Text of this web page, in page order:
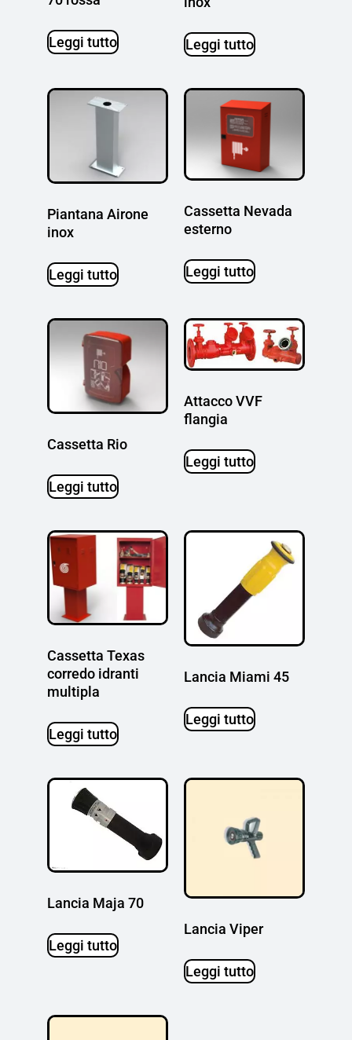
Leggi tutto Leggi tutto
Piantana Airone
inox
Leggi tutto
Cassetta Nevada
esterno
Leggi tutto
Cassetta Rio
Leggi tutto
Attacco VVF
flangia
Leggi tutto
Cassetta Texas
corredo idranti
multipla
Leggi tutto
Lancia Miami 45
Leggi tutto
Lancia Maja 70
Leggi tutto
Lancia Viper
Leggi tutto